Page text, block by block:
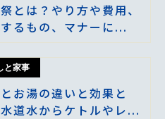
とは？やり方や費用、
るもの、マナーに...
と家事
お湯の違いと効果と
道水からケトルやレ...